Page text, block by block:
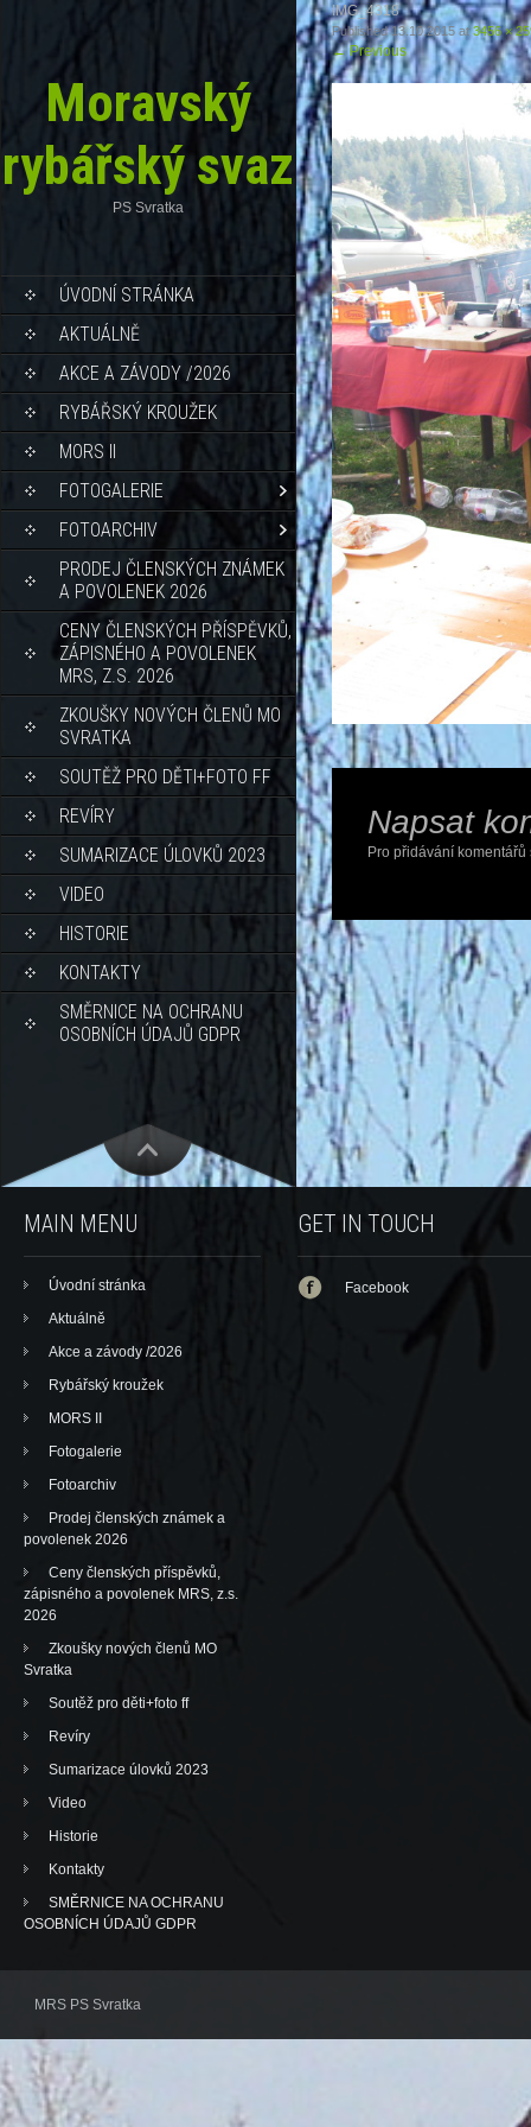
Moravský
rybářský svaz
PS Svratka
ÚVODNÍ STRÁNKA
AKTUÁLNĚ
AKCE A ZÁVODY /2026
RYBÁŘSKÝ KROUŽEK
MORS II
FOTOGALERIE
FOTOARCHIV
PRODEJ ČLENSKÝCH ZNÁMEK
A POVOLENEK 2026
CENY ČLENSKÝCH PŘÍSPĚVKŮ,
ZÁPISNÉHO A POVOLENEK
MRS, Z.S. 2026
ZKOUŠKY NOVÝCH ČLENŮ MO
SVRATKA
SOUTĚŽ PRO DĚTI+FOTO FF
REVÍRY
SUMARIZACE ÚLOVKŮ 2023
VIDEO
HISTORIE
KONTAKTY
SMĚRNICE NA OCHRANU
OSOBNÍCH ÚDAJŮ GDPR
IMG_4318
Published13.10.2015 at3456 ×
←Previous
Napsat
Pro přidávání
MAIN MENU
Úvodní stránka
Aktuálně
Akce a závody /2026
Rybářský kroužek
MORS II
Fotogalerie
Fotoarchiv
Prodej členských známek a
povolenek 2026
Ceny členských příspěvků,
zápisného a povolenek MRS, z.s.
2026
Zkoušky nových členů MO
Svratka
Soutěž pro děti+foto ff
Revíry
Sumarizace úlovků 2023
Video
Historie
Kontakty
SMĚRNICE NA OCHRANU
OSOBNÍCH ÚDAJŮ GDPR
GET IN TOUCH
Facebook
MRS PS Svratka